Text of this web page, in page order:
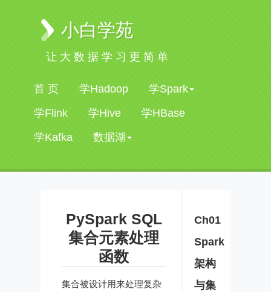
小白学苑
让大数据学习更简单
首 页 学Hadoop
学Spark
学Flink
学Hive
学HBase
学Kafka
数据湖
PySpark SQL
集合元素处理
函数
集合被设计用来处理复杂
Ch01
Spark
架构
与集